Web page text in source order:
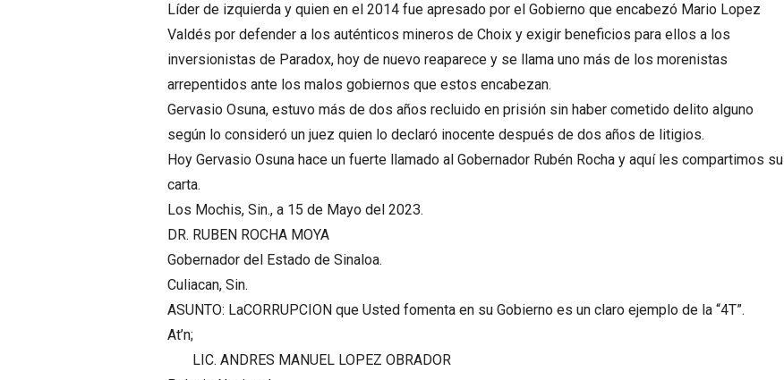
Líder de izquierda y quien en el 2014 fue apresado por el Gobierno que encabezó Mario Lopez
Valdés por defender a los auténticos mineros de Choix y exigir beneficios para ellos a los
inversionistas de Paradox, hoy de nuevo reaparece y se llama uno más de los morenistas
arrepentidos ante los malos gobiernos que estos encabezan.
Gervasio Osuna, estuvo más de dos años recluido en prisión sin haber cometido delito alguno
según lo consideró un juez quien lo declaró inocente después de dos años de litigios.
Hoy Gervasio Osuna hace un fuerte llamado al Gobernador Rubén Rocha y aquí les compartimos su
carta.
Los Mochis, Sin., a 15 de Mayo del 2023.
DR. RUBEN ROCHA MOYA
Gobernador del Estado de Sinaloa.
Culiacan, Sin.
ASUNTO: LaCORRUPCION que Usted fomenta en su Gobierno es un claro ejemplo de la “4T”.
At’n;
LIC. ANDRES MANUEL LOPEZ OBRADOR